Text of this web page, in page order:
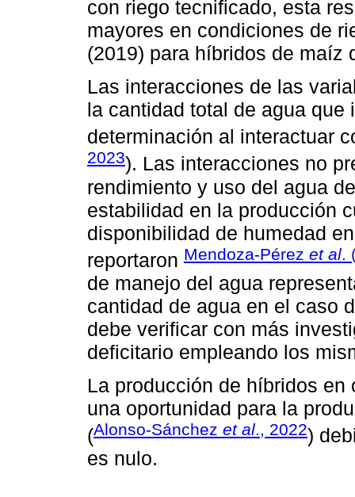
con riego tecnificado, esta
mayores en condiciones de
(2019) para híbridos de maíz
Las interacciones de las
la cantidad total de agua
determinación al interactuar
2023). Las interacciones no
rendimiento y uso del agua
estabilidad en la producción
disponibilidad de humedad
reportaron Mendoza-Pérez et al
de manejo del agua
cantidad de agua en el caso
debe verificar con más
deficitario empleando los
La producción de híbridos
una oportunidad para la
(Alonso-Sánchez et al., 2022)
es nulo.